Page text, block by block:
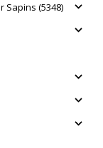
Sapins (5348)